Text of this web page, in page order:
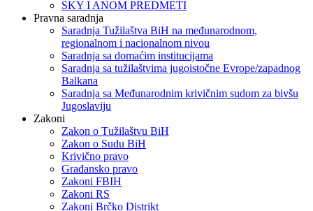
SKY I ANOM PREDMETI
Pravna saradnja
Saradnja Tužilaštva BiH na međunarodnom,
regionalnom i nacionalnom nivou
Saradnja sa domaćim institucijama
Saradnja sa tužilaštvima jugoistočne Evrope/zapadnog
Balkana
Saradnja sa Međunarodnim krivičnim sudom za bivšu
Jugoslaviju
Zakoni
Zakon o Тužilaštvu BiH
Zakon o Sudu BiH
Krivično pravo
Građansko pravo
Zakoni FBIH
Zakoni RS
Zakoni Brčko Distrikt